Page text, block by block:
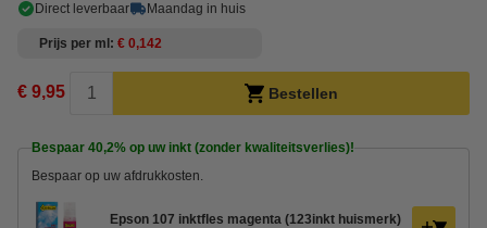
Direct leverbaar
Maandag in huis
Prijs per ml € 0,142
€ 9,95 Bestellen
Bespaar 40,2% op uw inkt (zonder kwaliteitsverlies)!
Bespaar op uw afdrukkosten.
Epson 107 inktfles magenta (123inkt huismerk)